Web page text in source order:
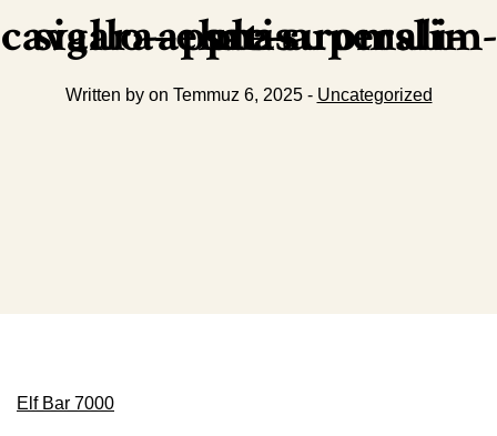
cavallo-apple-superslim-sigara–elma-aromali-satis
Written by on Temmuz 6, 2025 - Uncategorized
Elf Bar 7000